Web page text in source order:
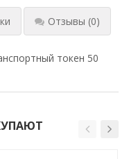
Отзывы (0)
токен 50